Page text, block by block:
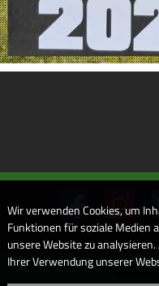
Wir verwenden Cookies, um
Funktionen für soziale Medien
unsere Website zu
Ihrer Verwendung unserer